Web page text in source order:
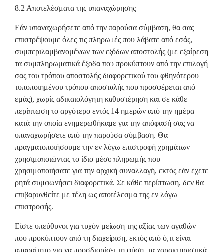
8.2 Αποτελέσματα της υπαναχώρησης
Εάν υπαναχωρήσετε από την παρούσα σύμβαση, θα σας
επιστρέψουμε όλες τις πληρωμές που λάβατε από εσάς,
συμπεριλαμβανομένων των εξόδων αποστολής (με εξαίρεση
τα συμπληρωματικά έξοδα που προκύπτουν από την επιλογή
σας του τρόπου αποστολής διαφορετικού του φθηνότερου
τυποποιημένου τρόπου αποστολής που προσφέρεται από
εμάς), χωρίς αδικαιολόγητη καθυστέρηση και σε κάθε
περίπτωση το αργότερο εντός 14 ημερών από την ημέρα
κατά την οποία ενημερωθήκαμε για την απόφασή σας να
υπαναχωρήσετε από την παρούσα σύμβαση. Θα
πραγματοποιήσουμε την εν λόγω επιστροφή χρημάτων
χρησιμοποιώντας το ίδιο μέσο πληρωμής που
χρησιμοποιήσατε για την αρχική συναλλαγή, εκτός εάν έχετε
ρητά συμφωνήσει διαφορετικά. Σε κάθε περίπτωση, δεν θα
επιβαρυνθείτε με τέλη ως αποτέλεσμα της εν λόγω
επιστροφής.
Είστε υπεύθυνοι για τυχόν μείωση της αξίας των αγαθών
που προκύπτουν από τη διαχείριση, εκτός από ό,τι είναι
απαραίτητο για να προσδιορίσει τη φύση, τα χαρακτηριστικά